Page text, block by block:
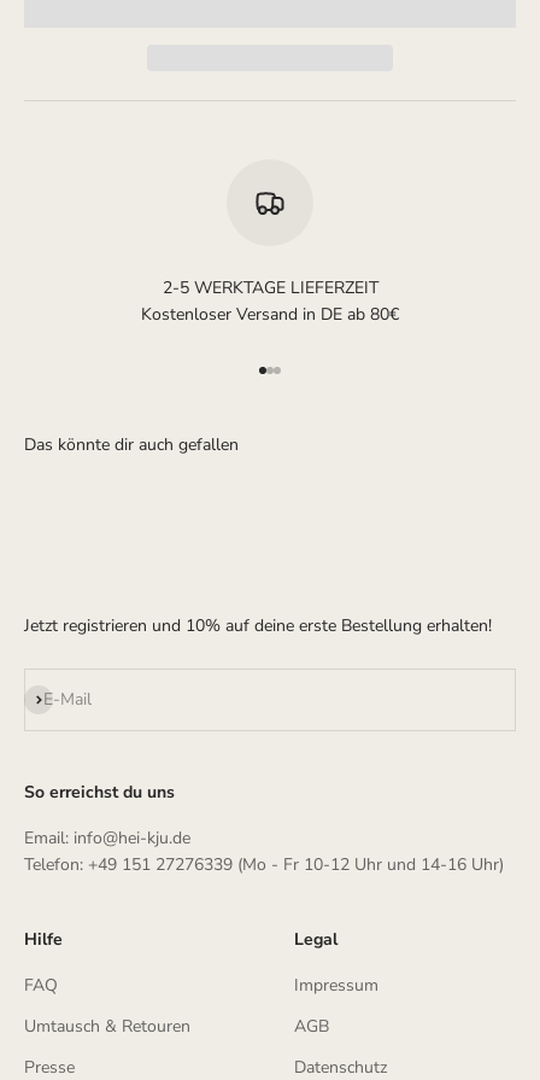
2-5 WERKTAGE LIEFERZEIT
Kostenloser Versand in DE ab 80€
Gehe zu Element 1
Gehe zu Element 2
Gehe zu Element 3
Jetzt registrieren und 10% auf deine erste Bestellung erhalten!
E-Mail
Abonnieren
So erreichst du uns
Email: info@hei-kju.de
Telefon: +49 151 27276339 (Mo - Fr 10-12 Uhr und 14-16 Uhr)
Hilfe
FAQ
Umtausch & Retouren
Presse
Legal
Impressum
AGB
Datenschutz